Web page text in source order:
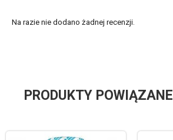
Na razie nie dodano żadnej recenzji.
PRODUKTY POWIĄZANE